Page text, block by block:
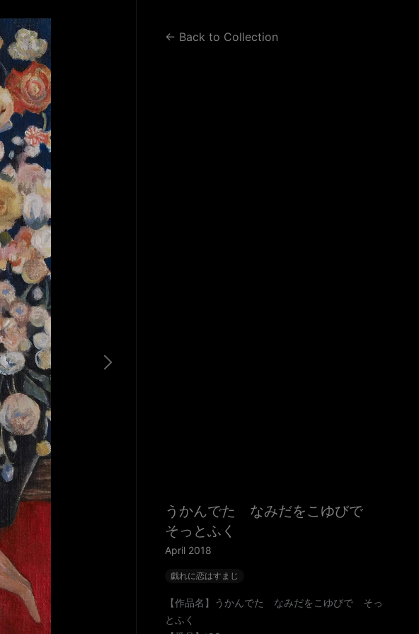
← Back to Collection
うかんでた なみだをこゆびで
そっとふく
April 2018
戯れに恋はすまじ
【作品名】うかんでた なみだをこゆびで そっ
とふく
WORK 1 WORK 2 WORK 3 BLOG